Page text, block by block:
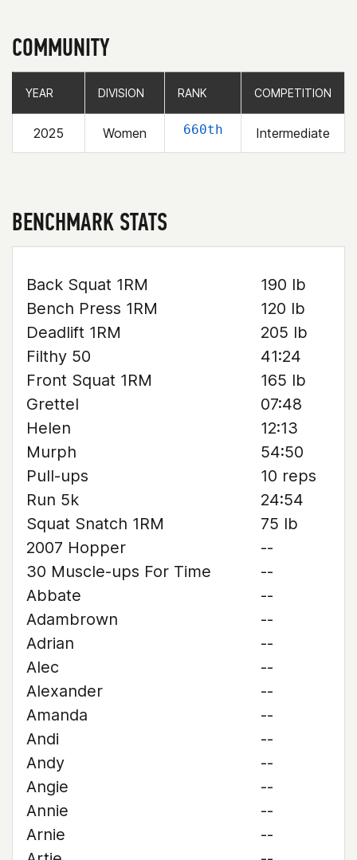
COMMUNITY
YEAR DIVISION RANK COMPETITION
2025 Women 660th Intermediate
YEAR DIVISION RANK COMPETITION
BENCHMARK STATS
Back Squat 1RM
190 lb
Bench Press 1RM
120 lb
Deadlift 1RM
205 lb
Filthy 50
41:24
Front Squat 1RM
165 lb
Grettel
07:48
Helen
12:13
Murph
54:50
Pull-ups
10 reps
Run 5k
24:54
Squat Snatch 1RM
75 lb
2007 Hopper
--
30 Muscle-ups For Time
--
Abbate
--
Adambrown
--
Adrian
--
Alec
--
Alexander
--
Amanda
--
Andi
--
Andy
--
Angie
--
Annie
--
Arnie
--